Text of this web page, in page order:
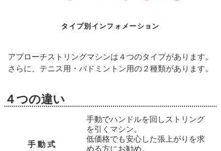
タイプ別インフォメーション
アプローチストリングマシンは４つのタイプがあります。
さらに、テニス用・バドミントン用の２種類があります。
４つの違い
手 動 式
手動でハンドルを回しストリング
を引くマシン。
低価格でも安心した張上がりを求
める方にお勧め。